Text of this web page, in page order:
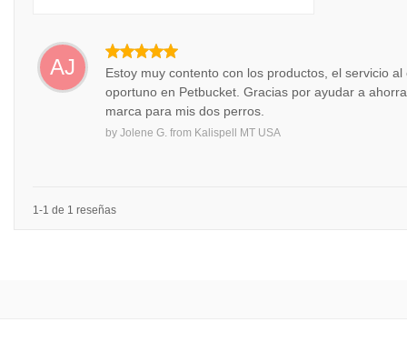
AJ
Estoy muy contento con los productos, el servicio
oportuno en Petbucket. Gracias por ayudar a
marca para mis dos perros.
by Jolene G. from Kalispell MT USA
1-1 de 1 reseñas